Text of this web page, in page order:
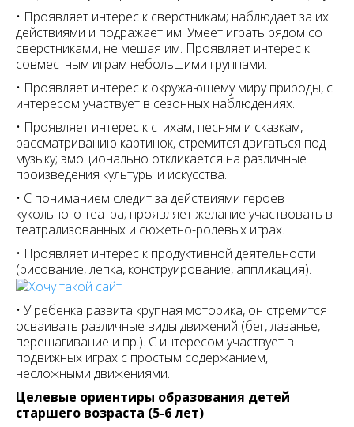
• Проявляет интерес к сверстникам; наблюдает за их
действиями и подражает им. Умеет играть рядом со
сверстниками, не мешая им. Проявляет интерес к
совместным играм небольшими группами.
• Проявляет интерес к окружающему миру природы, с
интересом участвует в сезонных наблюдениях.
• Проявляет интерес к стихам, песням и сказкам,
рассматриванию картинок, стремится двигаться под
музыку; эмоционально откликается на различные
произведения культуры и искусства.
• С пониманием следит за действиями героев
кукольного театра; проявляет желание участвовать в
театрализованных и сюжетно-ролевых играх.
• Проявляет интерес к продуктивной деятельности
(рисование, лепка, конструирование, аппликация).
• У ребенка развита крупная моторика, он стремится
осваивать различные виды движений (бег, лазанье,
перешагивание и пр.). С интересом участвует в
подвижных играх с простым содержанием,
несложными движениями.
Целевые ориентиры образования детей
старшего возраста (5-6 лет)